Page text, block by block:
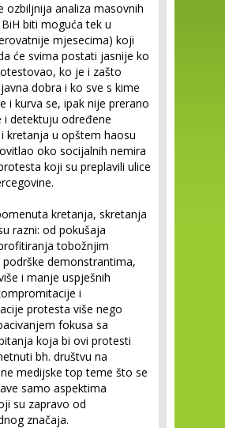
ozbiljnija analiza masovnih
biti moguća tek u
mjesecima) koji
će svima postati jasnije ko
ko je i zašto
dobra i ko sve s kime
i kurva se, ipak nije prerano
i detektuju određene
kretanja u opštem haosu
oko socijalnih nemira
koji su preplavili ulice
kretanja, skretanja
razni: od pokušaja
tobožnjim
demonstrantima,
i manje uspješnih
i
protesta više nego
fokusa sa
koja bi ovi protesti
bh. društvu na
medijske top teme što se
samo aspektima
su zapravo od
značaja.